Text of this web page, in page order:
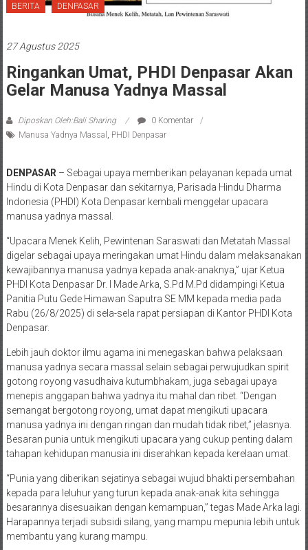
BERITA DENPASAR
27 Agustus 2025
Ringankan Umat, PHDI Denpasar Akan
Gelar Manusa Yadnya Massal
Diposkan Oleh:Bali Sharing
0 Komentar
Manusa Yadnya Massal
PHDI Denpasar
DENPASAR – Sebagai upaya memberikan pelayanan kepada umat
Hindu di Kota Denpasar dan sekitarnya, Parisada Hindu Dharma
Indonesia (PHDI) Kota Denpasar kembali menggelar upacara
manusa yadnya massal.
“Upacara Menek Kelih, Pewintenan Saraswati dan Metatah Massal
digelar sebagai upaya meringakan umat Hindu dalam melaksanakan
kewajibannya manusa yadnya kepada anak-anaknya,” ujar Ketua
PHDI Kota Denpasar Dr. I Made Arka, S.Pd M.Pd didampingi Ketua
Panitia Putu Gede Himawan Saputra SE MM kepada media pada
Rabu (26/8/2025) di sela-sela rapat persiapan di Kantor PHDI Kota
Denpasar.
Lebih jauh doktor ilmu agama ini menegaskan bahwa pelaksaan
manusa yadnya secara massal selain sebagai perwujudkan spirit
gotong royong vasudhaiva kutumbhakam, juga sebagai upaya
menepis anggapan bahwa yadnya itu mahal dan ribet. “Dengan
semangat bergotong royong, umat dapat mengikuti upacara
manusa yadnya ini dengan ringan dan mudah tidak ribet,” jelasnya.
Besaran punia untuk mengikuti upacara yang cukup penting dalam
tahapan kehidupan manusia ini diserahkan kepada kerelaan umat.
“Punia yang diberikan sejatinya sebagai wujud bhakti persembahan
kepada para leluhur yang turun kepada anak-anak kita sehingga
besarannya disesuaikan dengan kemampuan,” tegas Made Arka lagi.
Harapannya terjadi subsidi silang, yang mampu mepunia lebih untuk
membantu yang kurang mampu.